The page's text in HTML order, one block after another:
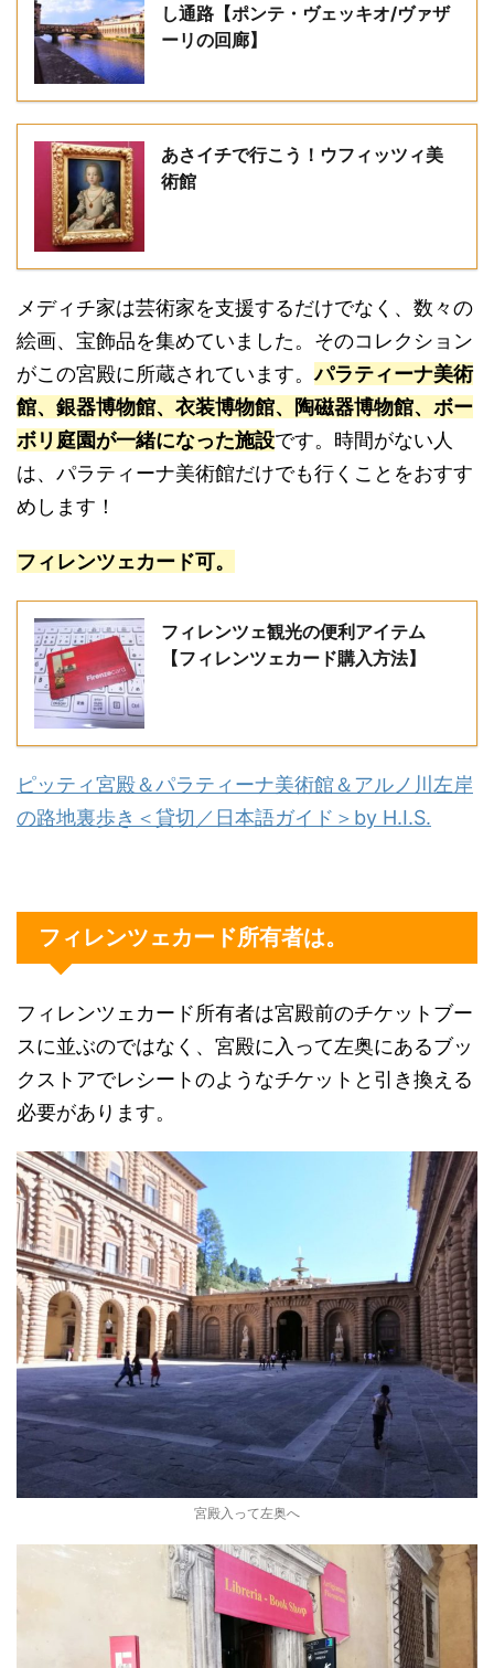
し通路【ポンテ・ヴェッキオ/ヴァザ
ーリの回廊】
あさイチで行こう！ウフィッツィ美
術館
メディチ家は芸術家を支援するだけでなく、数々の
絵画、宝飾品を集めていました。そのコレクション
がこの宮殿に所蔵されています。パラティーナ美術
館、 銀器博物館、 衣装博物館、 陶磁器博物館、 ボー
ボリ庭園が一緒になった施設です。時間がない人
は、パラティーナ美術館だけでも行くことをおすす
めします！
フィレンツェカード可。
フィレンツェ観光の便利アイテム
【フィレンツェカード購入方法】
ピッティ宮殿＆パラティーナ美術館＆アルノ川左岸
の路地裏歩き＜貸切／日本語ガイド＞by H.I.S.
フィレンツェカード所有者は。
フィレンツェカード所有者は宮殿前のチケットブー
スに並ぶのではなく、宮殿に入って左奥にあるブッ
クストアでレシートのようなチケットと引き換える
必要があります。
宮殿入って左奥へ